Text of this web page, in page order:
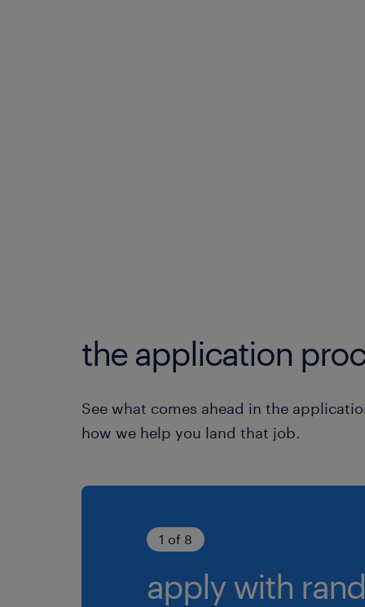
the application
See what comes ahead in the
how we help you land that job.
1 of 8
apply with